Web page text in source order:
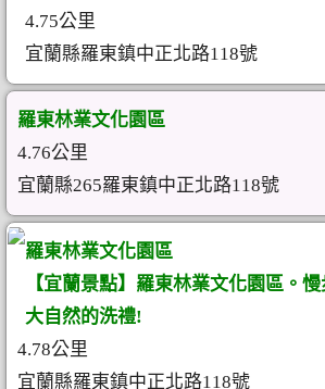
4.75公里
宜蘭縣羅東鎮中正北路118號
羅東林業文化園區
4.76公里
宜蘭縣265羅東鎮中正北路118號
羅東林業文化園區
【宜蘭景點】羅東林業文化園區。
大自然的洗禮!
4.78公里
宜蘭縣羅東鎮中正北路118號